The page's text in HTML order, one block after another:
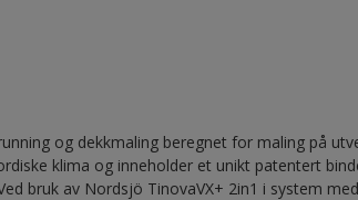
og dekkmaling beregnet for maling på
klima og inneholder et unikt patentert
bruk av Nordsjö TinovaVX+ 2in1 i system